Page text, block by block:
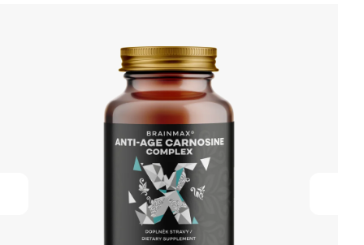
4,0
z
5
hviezdičiek.